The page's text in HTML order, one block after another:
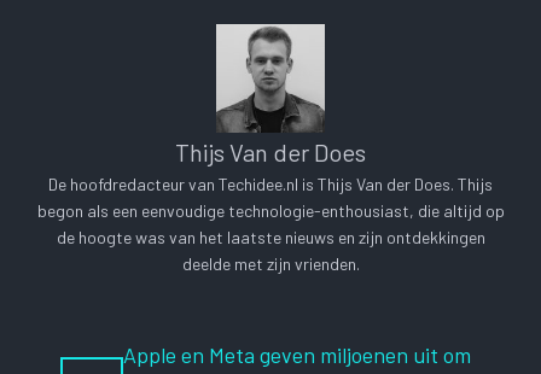
Thijs Van der Does
De hoofdredacteur van Techidee.nl is Thijs Van der Does. Thijs
begon als een eenvoudige technologie-enthousiast, die altijd op
de hoogte was van het laatste nieuws en zijn ontdekkingen
deelde met zijn vrienden.
Apple en Meta geven miljoenen uit om